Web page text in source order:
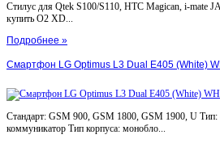
Стилус для Qtek S100/S110, HTC Magican, i-mate
купить O2 XD...
Подробнее »
Смартфон LG Optimus L3 Dual E405 (White)
Стандарт: GSM 900, GSM 1800, GSM 1900, U Тип:
коммуникатор Тип корпуса: монобло...